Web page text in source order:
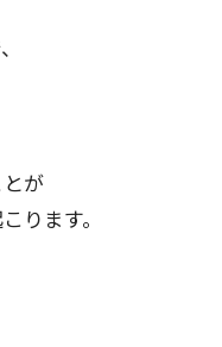
が
ります。